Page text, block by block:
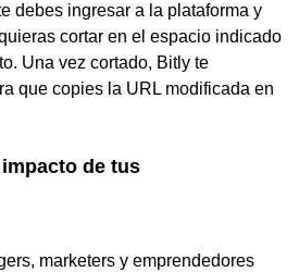
debes ingresar a la plataforma y
cortar en el espacio indicado
Una vez cortado, Bitly te
que copies la URL modificada en
de tus
marketers y emprendedores